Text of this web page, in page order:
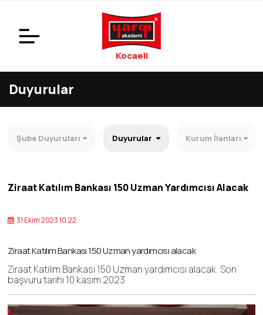
Kocaeli
Duyurular
Şube Duyuruları Duyurular Kurum İlanları
Ziraat Katılım Bankası 150 Uzman Yardımcısı Alacak
31 Ekim 2023 10:22
Ziraat Katılım Bankası 150 Uzman yardımcısı alacak
Ziraat Katılım Bankası 150 Uzman yardımcısı alacak. Son
başvuru tarihi 10 kasım 2023